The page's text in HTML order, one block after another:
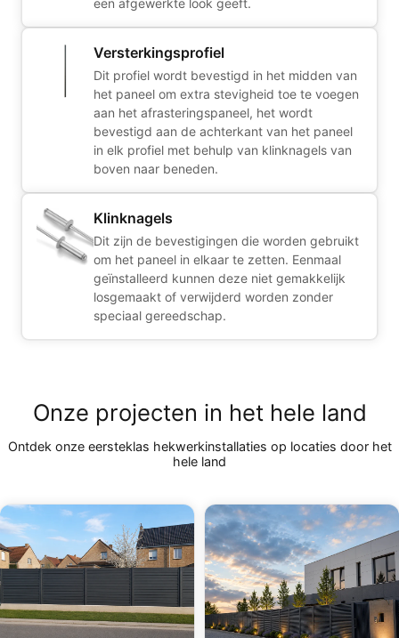
een afgewerkte look geeft.
Versterkingsprofiel
Dit profiel wordt bevestigd in het midden van
het paneel om extra stevigheid toe te voegen
aan het afrasteringspaneel, het wordt
bevestigd aan de achterkant van het paneel
in elk profiel met behulp van klinknagels van
boven naar beneden.
Klinknagels
Dit zijn de bevestigingen die worden gebruikt
om het paneel in elkaar te zetten. Eenmaal
geïnstalleerd kunnen deze niet gemakkelijk
losgemaakt of verwijderd worden zonder
speciaal gereedschap.
Onze projecten in het hele land
Ontdek onze eersteklas hekwerkinstallaties op locaties door het
hele land